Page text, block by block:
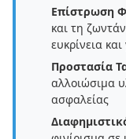
Επίστρωση
και τη
ευκρίνεια
Προστασία
αλλοιώσιμα
ασφαλείας